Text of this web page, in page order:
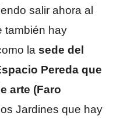
salir ahora al
también hay
la sede del
Pereda que
arte (Faro
Jardines que hay